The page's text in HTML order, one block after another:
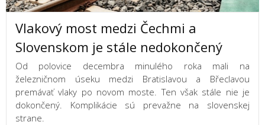
Vlakový most medzi Čechmi a
Slovenskom je stále nedokončený
Od polovice decembra minulého roka mali na
železničnom úseku medzi Bratislavou a Břeclavou
premávať vlaky po novom moste. Ten však stále nie je
dokončený. Komplikácie sú prevažne na slovenskej
strane.